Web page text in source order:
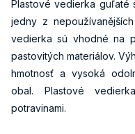
Plastové vedierka guľaté
jedny z
vedierka sú vhodné na
pastovitých materiálov.
hmotnosť a vysoká
obal. Plastové
potravinami.